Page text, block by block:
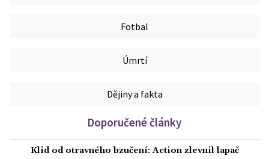
Fotbal
Úmrtí
Dějiny a fakta
Doporučené články
Klid od otravného bzučení: Action zlevnil lapač